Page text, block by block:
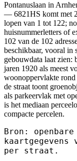
Pontanuslaan in
— 6821HS komt met
lopen van 1 tot 122;
huisnummerletters of
102 van de 102
beschikbaar, vooral in
gebouwdata laat zien:
jaren 1920 als meest
woonoppervlakte
de straat toont
als parkeervlak met
is het mediaan
compacte percelen.
Bron:
kaartgegevens
per straat.